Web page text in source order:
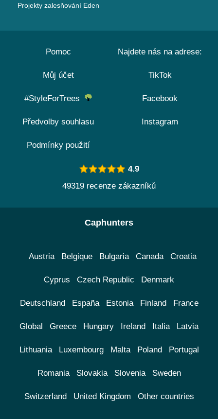
Projekty zalesňování Eden
Pomoc
Můj účet
#StyleForTrees
Předvolby souhlasu
Podmínky použití
Najdete nás na adrese:
TikTok
Facebook
Instagram
4.9
49319 recenze zákazníků
Caphunters
Austria Belgique Bulgaria Canada Croatia
Cyprus Czech Republic Denmark
Deutschland España Estonia Finland France
Global Greece Hungary Ireland Italia Latvia
Lithuania Luxembourg Malta Poland Portugal
Romania Slovakia Slovenia Sweden
Switzerland United Kingdom Other countries